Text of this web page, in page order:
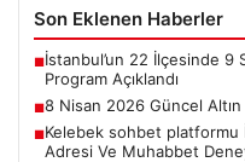
Son Eklenen Haberler
■İstanbul’un 22 İlçesinde 9
Program Açıklandı
■8 Nisan 2026 Güncel
■Kelebek sohbet platformu
Adresi Ve Muhabbet